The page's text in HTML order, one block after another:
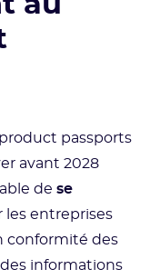
passports
avant 2028
de se
les entreprises
conformité des
informations